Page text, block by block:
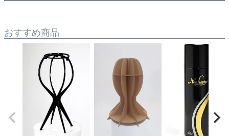
おすすめ商品